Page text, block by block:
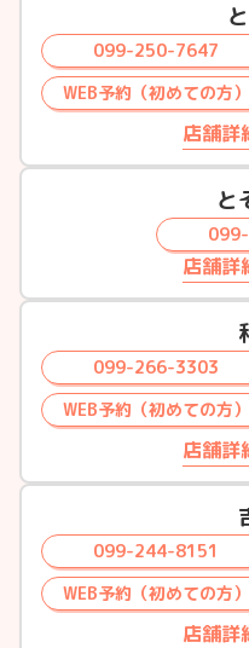
099-250-7647
WEB予約（初めての方）
店舗詳
と
店舗詳
099-266-3303
WEB予約（初めての方）
店舗詳
099-244-8151
WEB予約（初めての方）
店舗詳